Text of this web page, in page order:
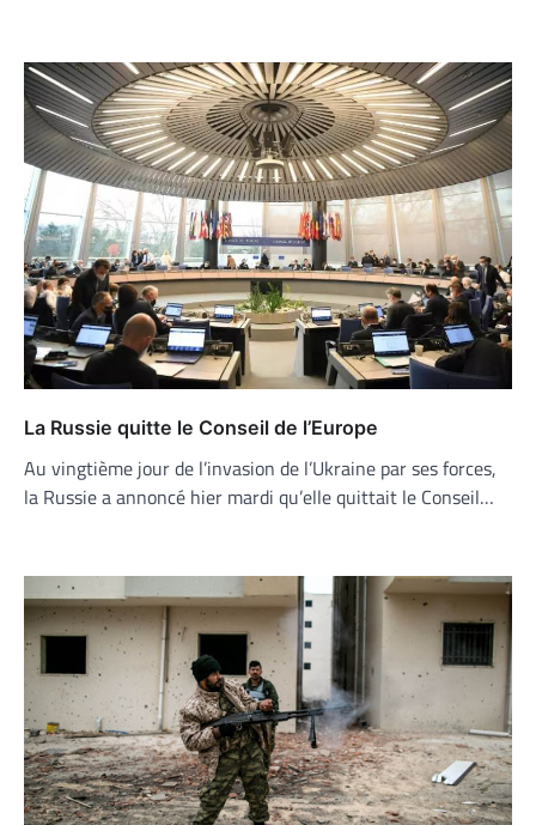
La Russie quitte le Conseil de l’Europe
Au vingtième jour de l’invasion de l’Ukraine par ses forces,
la Russie a annoncé hier mardi qu’elle quittait le Conseil…